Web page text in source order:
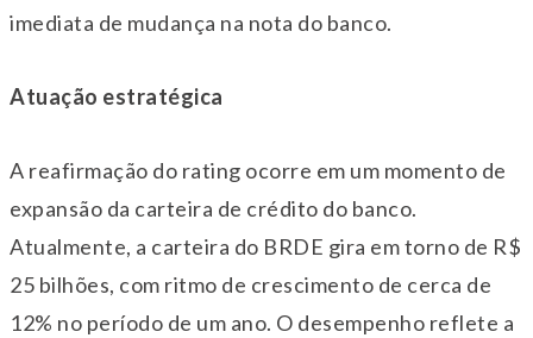
imediata de mudança na nota do banco.
Atuação estratégica
A reafirmação do rating ocorre em um momento de
expansão da carteira de crédito do banco.
Atualmente, a carteira do BRDE gira em torno de R$
25 bilhões, com ritmo de crescimento de cerca de
12% no período de um ano. O desempenho reflete a